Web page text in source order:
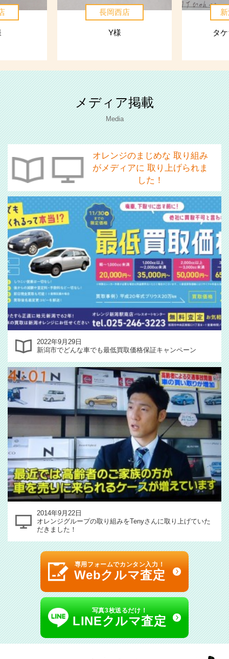
長岡西店
Y様 タ
メディア掲載
Media
オレンジのまじめな 取り組み
がメディアに 取り上げられま
した！
2022年9月29日
新潟市でどんな車でも最低買取価格保証キャンペーン
2014年9月22日
オレンジグループの取り組みをTenyさんに取り上げていた
だきました！
専用フォームでカンタン入力！
Webクルマ査定
写真3枚送るだけ！
LINEクルマ査定